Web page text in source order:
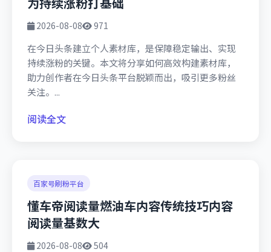
2026-08-08 971
在今日头条建立个人素材库，是保障稳定输出、实现
持续涨粉的关键。本文将分享如何高效构建素材库，
助力创作者在今日头条平台脱颖而出，吸引更多粉丝
关注。...
阅读全文
百家号刷粉平台
懂车帝阅读量燃油车内容传统技巧内容
阅读量基数大
2026-08-08 504